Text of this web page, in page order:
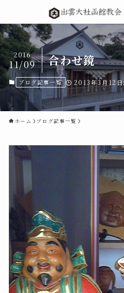
合わせ鏡
2016
11/09
ブログ記事一覧 2013年3月12日
ホーム ブログ記事一覧